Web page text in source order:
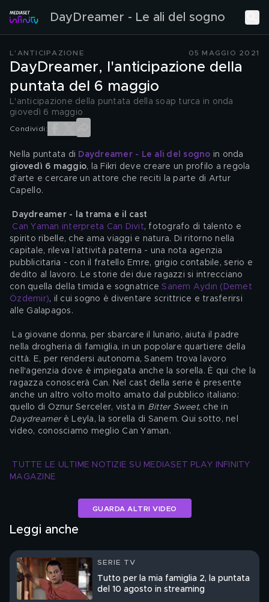
DayDreamer - Le ali del sogno
L'ANTICIPAZIONE 05 MAGGIO 2021
DayDreamer, l'anticipazione della
puntata del 6 maggio
L'anticipazione della puntata della soap turca in onda
giovedì 6 maggio
Condividi:
Nella puntata di Daydreamer - Le ali del sogno in onda
giovedì 6 maggio, la Fikri deve creare un profilo a regola
d'arte e cercare un attore che reciti la parte di Artur
Capello.
Daydreamer - la trama e il cast
Can Yaman interpreta Can Divit, fotografo di talento e
spirito ribelle, che ama viaggi e natura. Di ritorno nella
capitale, rileva l’attività paterna - una nota agenzia
pubblicitaria - con il fratello Emre, grigio contabile, serio e
dedito al lavoro. Le storie dei due ragazzi si intrecciano
con quella della timida e sognatrice Sanem Aydın (Demet
Özdemir), il cui sogno è diventare scrittrice e trasferirsi
alle Galapagos.
nella drogheria di famiglia, in un popolare quartiere della
città. E, per rendersi autonoma, Sanem trova lavoro
nell'agenzia dove è impiegata anche la sorella. È qui che la
ragazza conoscerà Can. Nel cast della serie è presente
anche un altro volto molto amato dal pubblico italiano:
quello di Oznur Serceler, vista in Bitter Sweet, che in
Daydreamer è Leyla, la sorella di Sanem. Qui sotto, nel
video, conosciamo meglio Can Yaman.
TUTTE LE ULTIME NOTIZIE SU MEDIASET PLAY INFINITY
MAGAZINE
GUARDA ALTRI VIDEO
Leggi anche
SERIE TV
Tutto per la mia famiglia 2, la puntata
del 10 agosto in streaming